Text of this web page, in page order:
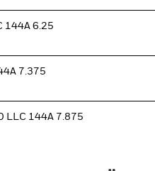
144A 6.25
7.375
LLC 144A 7.875